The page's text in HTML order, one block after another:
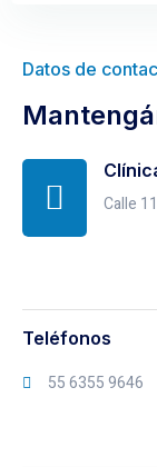
Datos de
Calle
Teléfonos
55 6355 9646